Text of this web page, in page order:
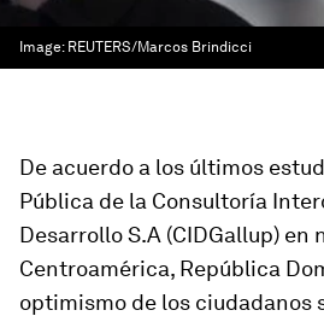
Image: REUTERS/Marcos Brindicci
De acuerdo a los últimos
Pública de la Consultoría
Desarrollo S.A (CIDGallup) en
Centroamérica, República
optimismo de los ciudadanos